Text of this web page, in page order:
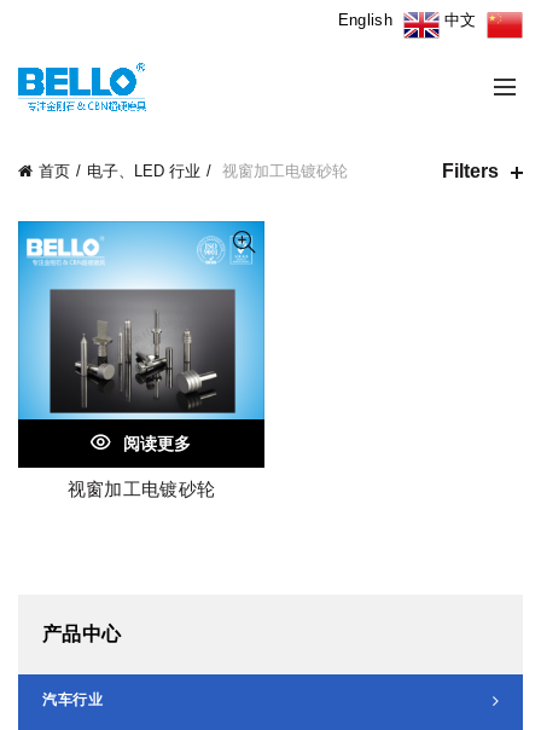
中文
English
首页 电子、LED 行业 视窗加工电镀砂轮 Filters
阅读更多
视窗加工电镀砂轮
产品中心
汽车行业